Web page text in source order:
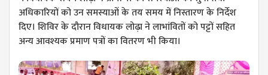
अधिकारियों को उन समस्याओं के तय समय में निस्तारण के निर्देश
दिए। शिविर के दौरान विधायक लोढ़ा ने लाभांवितों को पट्टों सहित
अन्य आवश्यक प्रमाण पत्रों का वितरण भी किया।